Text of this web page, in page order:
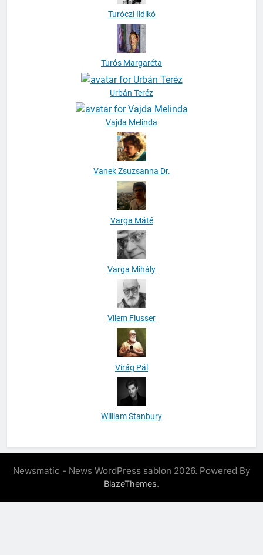
Turós Margaréta
Vanek Zsuzsanna Dr.
Varga Máté
Varga Mihály
Vilem Flusser
Virág Pál
William Stanbury
Newsmatic - News WordPress sablon 2026. Powered By